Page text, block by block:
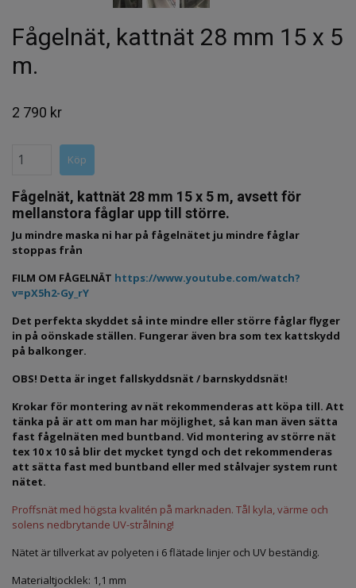
Fågelnät, kattnät 28 mm 15 x 5
m.
2 790 kr
Fågelnät, kattnät 28 mm 15 x 5 m, avsett för
mellanstora fåglar upp till större.
Ju mindre maska ni har på fågelnätet ju mindre fåglar
stoppas från
FILM OM FÅGELNÄT https://www.youtube.com/watch?
v=pX5h2-Gy_rY
Det perfekta skyddet så inte mindre eller större fåglar flyger
in på oönskade ställen. Fungerar även bra som tex kattskydd
på balkonger.
OBS! Detta är inget fallskyddsnät / barnskyddsnät!
Krokar för montering av nät rekommenderas att köpa till. Att
tänka på är att om man har möjlighet, så kan man även sätta
fast fågelnäten med buntband. Vid montering av större nät
tex 10 x 10 så blir det mycket tyngd och det rekommenderas
att sätta fast med buntband eller med stålvajer system runt
nätet.
Proffsnät med högsta kvalitén på marknaden. Tål kyla, värme och
solens nedbrytande UV-strålning!
Nätet är tillverkat av polyeten i 6 flätade linjer och UV beständig.
Materialtjocklek: 1,1 mm